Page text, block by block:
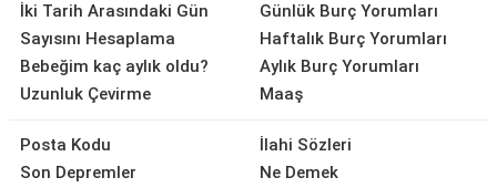
İki Tarih Arasındaki Gün
Sayısını Hesaplama
Bebeğim kaç aylık oldu?
Uzunluk Çevirme
Günlük Burç Yorumları
Haftalık Burç Yorumları
Aylık Burç Yorumları
Maaş
Posta Kodu
Son Depremler
İlahi Sözleri
Ne Demek